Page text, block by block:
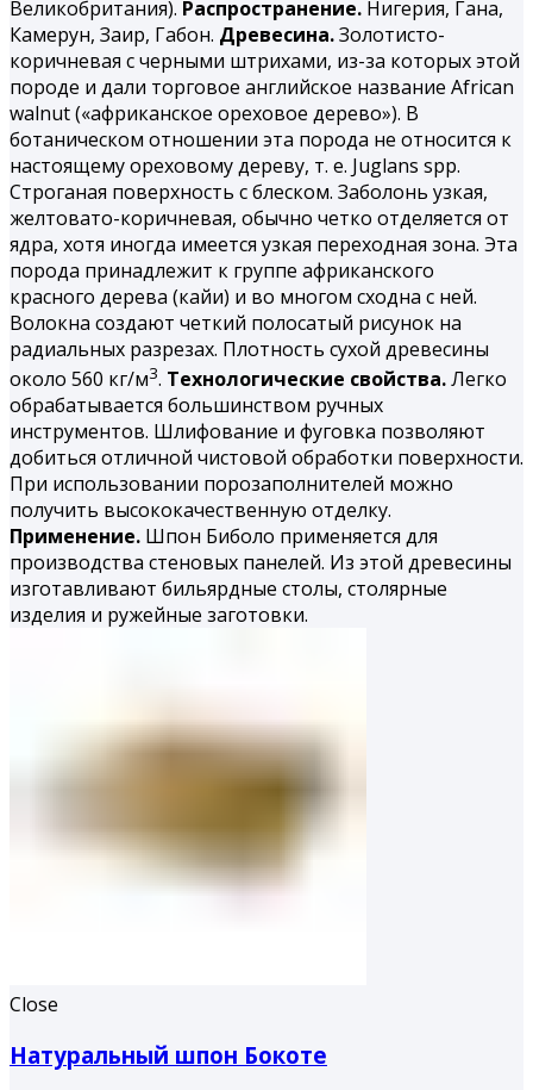
Великобритания). Распространение. Нигерия, Гана,
Камерун, Заир, Габон. Древесина.Золотисто-
коричневая с черными штрихами, из-за которых этой
породе и дали торговое английское название African
walnut («африканское ореховое дерево»). В
ботаническом отношении эта порода не относится к
настоящему ореховому дереву, т. е. Juglans spp.
Строганая поверхность с блеском. Заболонь узкая,
желтовато-коричневая, обычно четко отделяется от
ядра, хотя иногда имеется узкая переходная зона. Эта
порода принадлежит к группе африканского
красного дерева (кайи) и во многом сходна с ней.
Волокна создают четкий полосатый рисунок на
радиальных разрезах. Плотность сухой древесины
около 560 кг/м3. Технологические свойства.Легко
обрабатывается большинством ручных
инструментов. Шлифование и фуговка позволяют
добиться отличной чистовой обработки поверхности.
При использовании порозаполнителей можно
получить высококачественную отделку.
Применение. Шпон Биболо применяется для
производства стеновых панелей. Из этой древесины
изготавливают бильярдные столы, столярные
изделия и ружейные заготовки.
Close
Натуральный шпон Бокоте